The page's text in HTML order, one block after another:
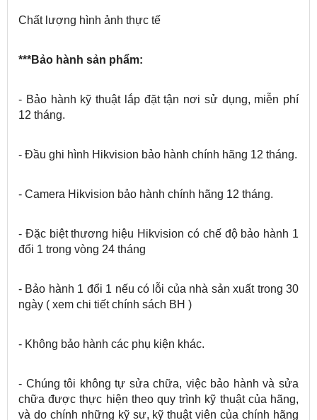
Chất lượng hình ảnh thực tế
***Bảo hành sản phẩm:
- Bảo hành kỹ thuật lắp đặt tận nơi sử dụng, miễn phí
12 tháng.
- Đầu ghi hình Hikvision bảo hành chính hãng 12 tháng.
- Camera Hikvision bảo hành chính hãng 12 tháng.
- Đặc biệt thương hiệu Hikvision có chế độ bảo hành 1
đổi 1 trong vòng 24 tháng
- Bảo hành 1 đổi 1 nếu có lỗi của nhà sản xuất trong 30
ngày ( xem chi tiết chính sách BH )
- Không bảo hành các phụ kiện khác.
- Chúng tôi không tự sửa chữa, việc bảo hành và sửa
chữa được thực hiện theo quy trình kỹ thuật của hãng,
và do chính những kỹ sư, kỹ thuật viên của chính hãng